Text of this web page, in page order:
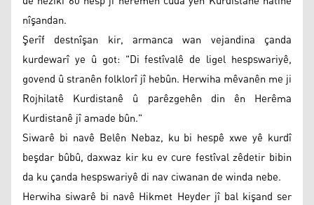
nîşandan.
Şerîf destnîşan kir, armanca wan vejandina çanda
kurdewarî ye û got: "Di festîvalê de ligel hespswariyê,
govend û stranên folklorî jî hebûn. Herwiha mêvanên me ji
Rojhilatê Kurdistanê û parêzgehên din ên Herêma
Kurdistanê jî amade bûn."
Siwarê bi navê Belên Nebaz, ku bi hespê xwe yê kurdî
beşdar bûbû, daxwaz kir ku ev cure festîval zêdetir bibin
da ku çanda hespswariyê di nav ciwanan de winda nebe.
Herwiha siwarê bi navê Hikmet Heyder jî bal kişand ser